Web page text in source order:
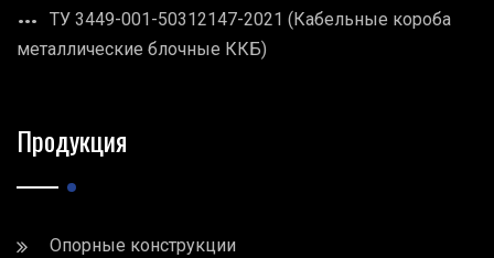
ТУ 3449-001-50312147-2021 (Кабельные короба
металлические блочные ККБ)
Продукция
Опорные конструкции